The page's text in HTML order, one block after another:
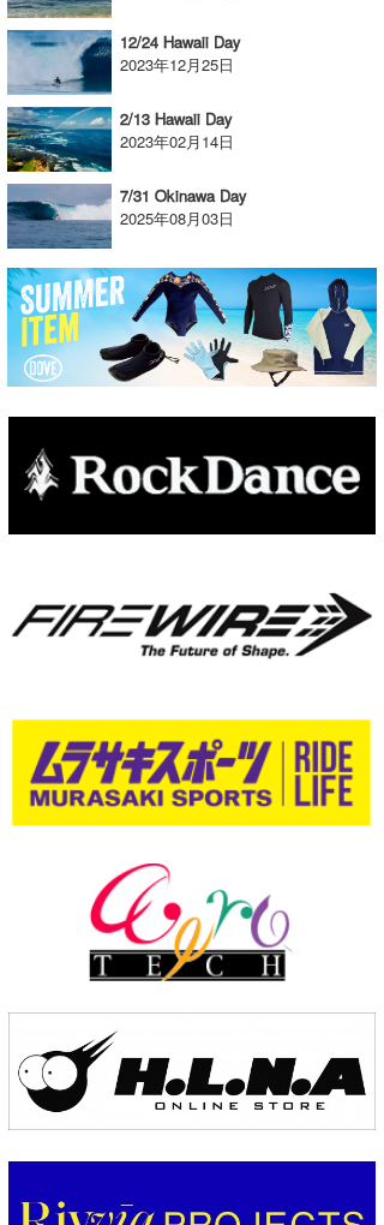
12/24 Hawaii Day
2023年12月25日
2/13 Hawaii Day
2023年02月14日
7/31 Okinawa Day
2025年08月03日
VAGY
waka☆=
YUKI☆
たっちー
ハンマー
まっきー
三輪予報士
小川予報士
上條将美
ゴン
wanda
予報士 hiro.
banpaku
chappy
Romisea